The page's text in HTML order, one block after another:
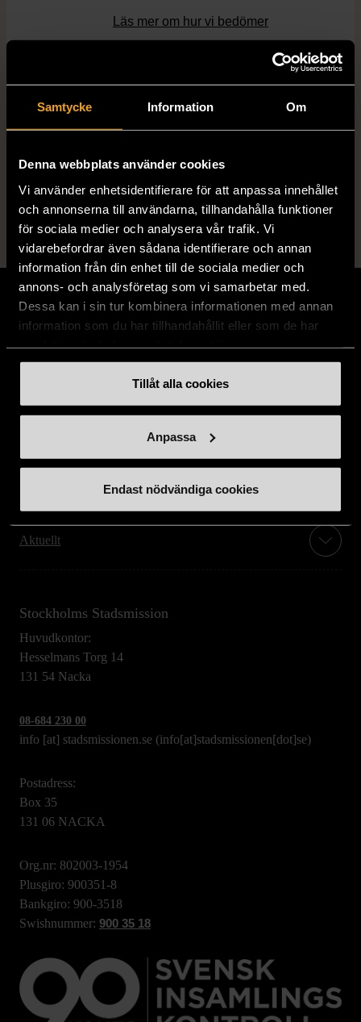
Samtycke Information Om
Denna webbplats använder cookies
Vi använder enhetsidentifierare för att anpassa innehållet
och annonserna till användarna, tillhandahålla funktioner
för sociala medier och analysera vår trafik. Vi
vidarebefordrar även sådana identifierare och annan
information från din enhet till de sociala medier och
annons- och analysföretag som vi samarbetar med.
Dessa kan i sin tur kombinera informationen med annan
information som du har tillhandahållit eller som de har
Tillåt alla cookies
Anpassa
Endast nödvändiga cookies
Läs mer om hur vi bedömer
Fri frakt på alla köp över 990 kr.
14 dagars ångerrät.
Hitta till oss
Aktuellt
Stockholms Stadsmission
Huvudkontor:
Hesselmans Torg 14
131 54 Nacka
08-684 230 00
info [at] stadsmissionen.se (info[at]stadsmissionen[dot]se)
Postadress:
Box 35
131 06 NACKA
Org.nr: 802003-1954
Plusgiro: 900351-8
Bankgiro: 900-3518
Swishnummer: 900 35 18